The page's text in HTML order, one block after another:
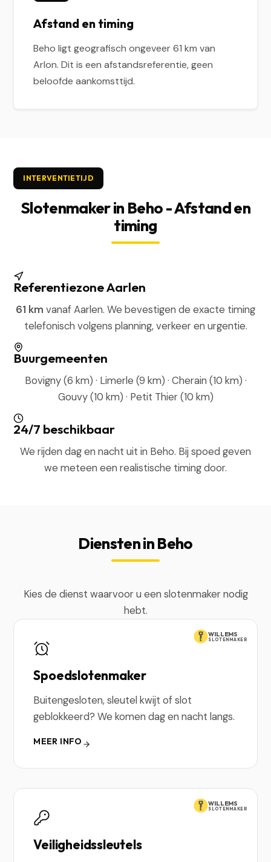
Afstand en timing
Beho ligt geografisch ongeveer 61 km van
Arlon. Dit is een afstandsreferentie, geen
beloofde aankomsttijd.
INTERVENTIETIJD
Slotenmaker in Beho - Afstand en
timing
Referentiezone Aarlen
61 km vanaf Aarlen. We bevestigen de exacte timing
telefonisch volgens planning, verkeer en urgentie.
Buurgemeenten
Bovigny (6 km) · Limerle (9 km) · Cherain (10 km) ·
Gouvy (10 km) · Petit Thier (10 km)
24/7 beschikbaar
We rijden dag en nacht uit in Beho. Bij spoed geven
we meteen een realistische timing door.
Diensten in Beho
Kies de dienst waarvoor u een slotenmaker nodig
hebt.
WILLEMS
SLOTENMAKER
Spoedslotenmaker
Buitengesloten, sleutel kwijt of slot
geblokkeerd? We komen dag en nacht langs.
MEER INFO
WILLEMS
SLOTENMAKER
Veiligheidssleutels